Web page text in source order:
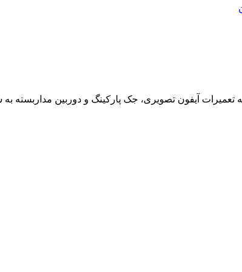
تعمیرات آیفون تصویری، جک پارکینگ و دوربین مداربسته